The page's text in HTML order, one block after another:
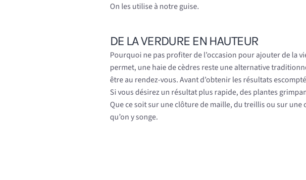
On les utilise à notre guise.
DE LA VERDURE EN HAUTEUR
Pourquoi ne pas profiter de l’occasion pour ajouter de la
permet, une haie de cèdres reste une alternative
être au rendez-vous. Avant d’obtenir les résultats
Si vous désirez un résultat plus rapide, des plantes
Que ce soit sur une clôture de maille, du treillis ou sur
qu’on y songe.